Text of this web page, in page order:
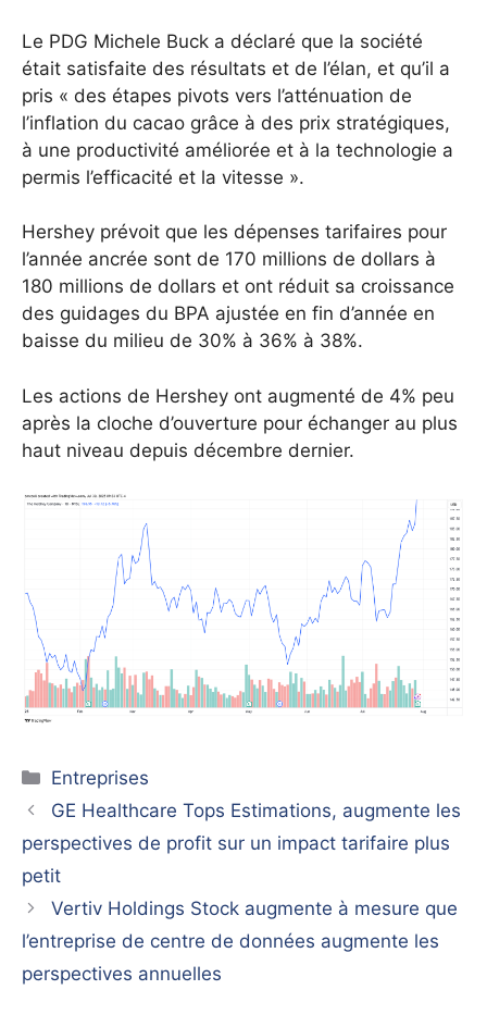
Le PDG Michele Buck a déclaré que la société
était satisfaite des résultats et de l’élan, et qu’il a
pris « des étapes pivots vers l’atténuation de
l’inflation du cacao grâce à des prix stratégiques,
à une productivité améliorée et à la technologie a
permis l’efficacité et la vitesse ».
Hershey prévoit que les dépenses tarifaires pour
l’année ancrée sont de 170 millions de dollars à
180 millions de dollars et ont réduit sa croissance
des guidages du BPA ajustée en fin d’année en
baisse du milieu de 30% à 36% à 38%.
Les actions de Hershey ont augmenté de 4% peu
après la cloche d’ouverture pour échanger au plus
haut niveau depuis décembre dernier.
Catégories
Entreprises
GE Healthcare Tops Estimations, augmente les
perspectives de profit sur un impact tarifaire plus
petit
Vertiv Holdings Stock augmente à mesure que
l’entreprise de centre de données augmente les
perspectives annuelles